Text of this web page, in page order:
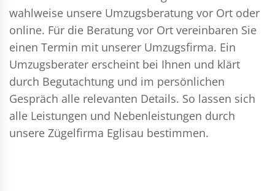
wahlweise unsere Umzugsberatung vor Ort oder
online. Für die Beratung vor Ort vereinbaren Sie
einen Termin mit unserer Umzugsfirma. Ein
Umzugsberater erscheint bei Ihnen und klärt
durch Begutachtung und im persönlichen
Gespräch alle relevanten Details. So lassen sich
alle Leistungen und Nebenleistungen durch
unsere Zügelfirma Eglisau bestimmen.